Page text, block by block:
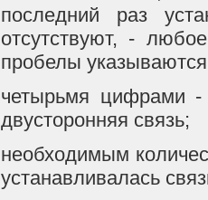
последний раз
отсутствуют, -
пробелы
четырьмя цифрами -
двусторонняя связь;
необходимым
устанавливалась